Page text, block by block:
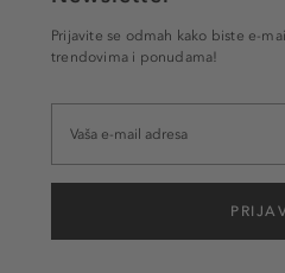
Prijavite se odmah kako biste e-
trendovima i ponudama!